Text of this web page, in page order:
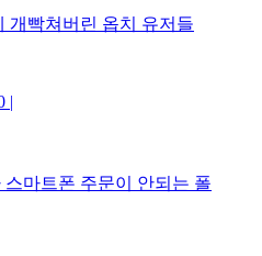
개빡쳐버린 옵치 유저들
|
마트폰 주문이 안되는 폴